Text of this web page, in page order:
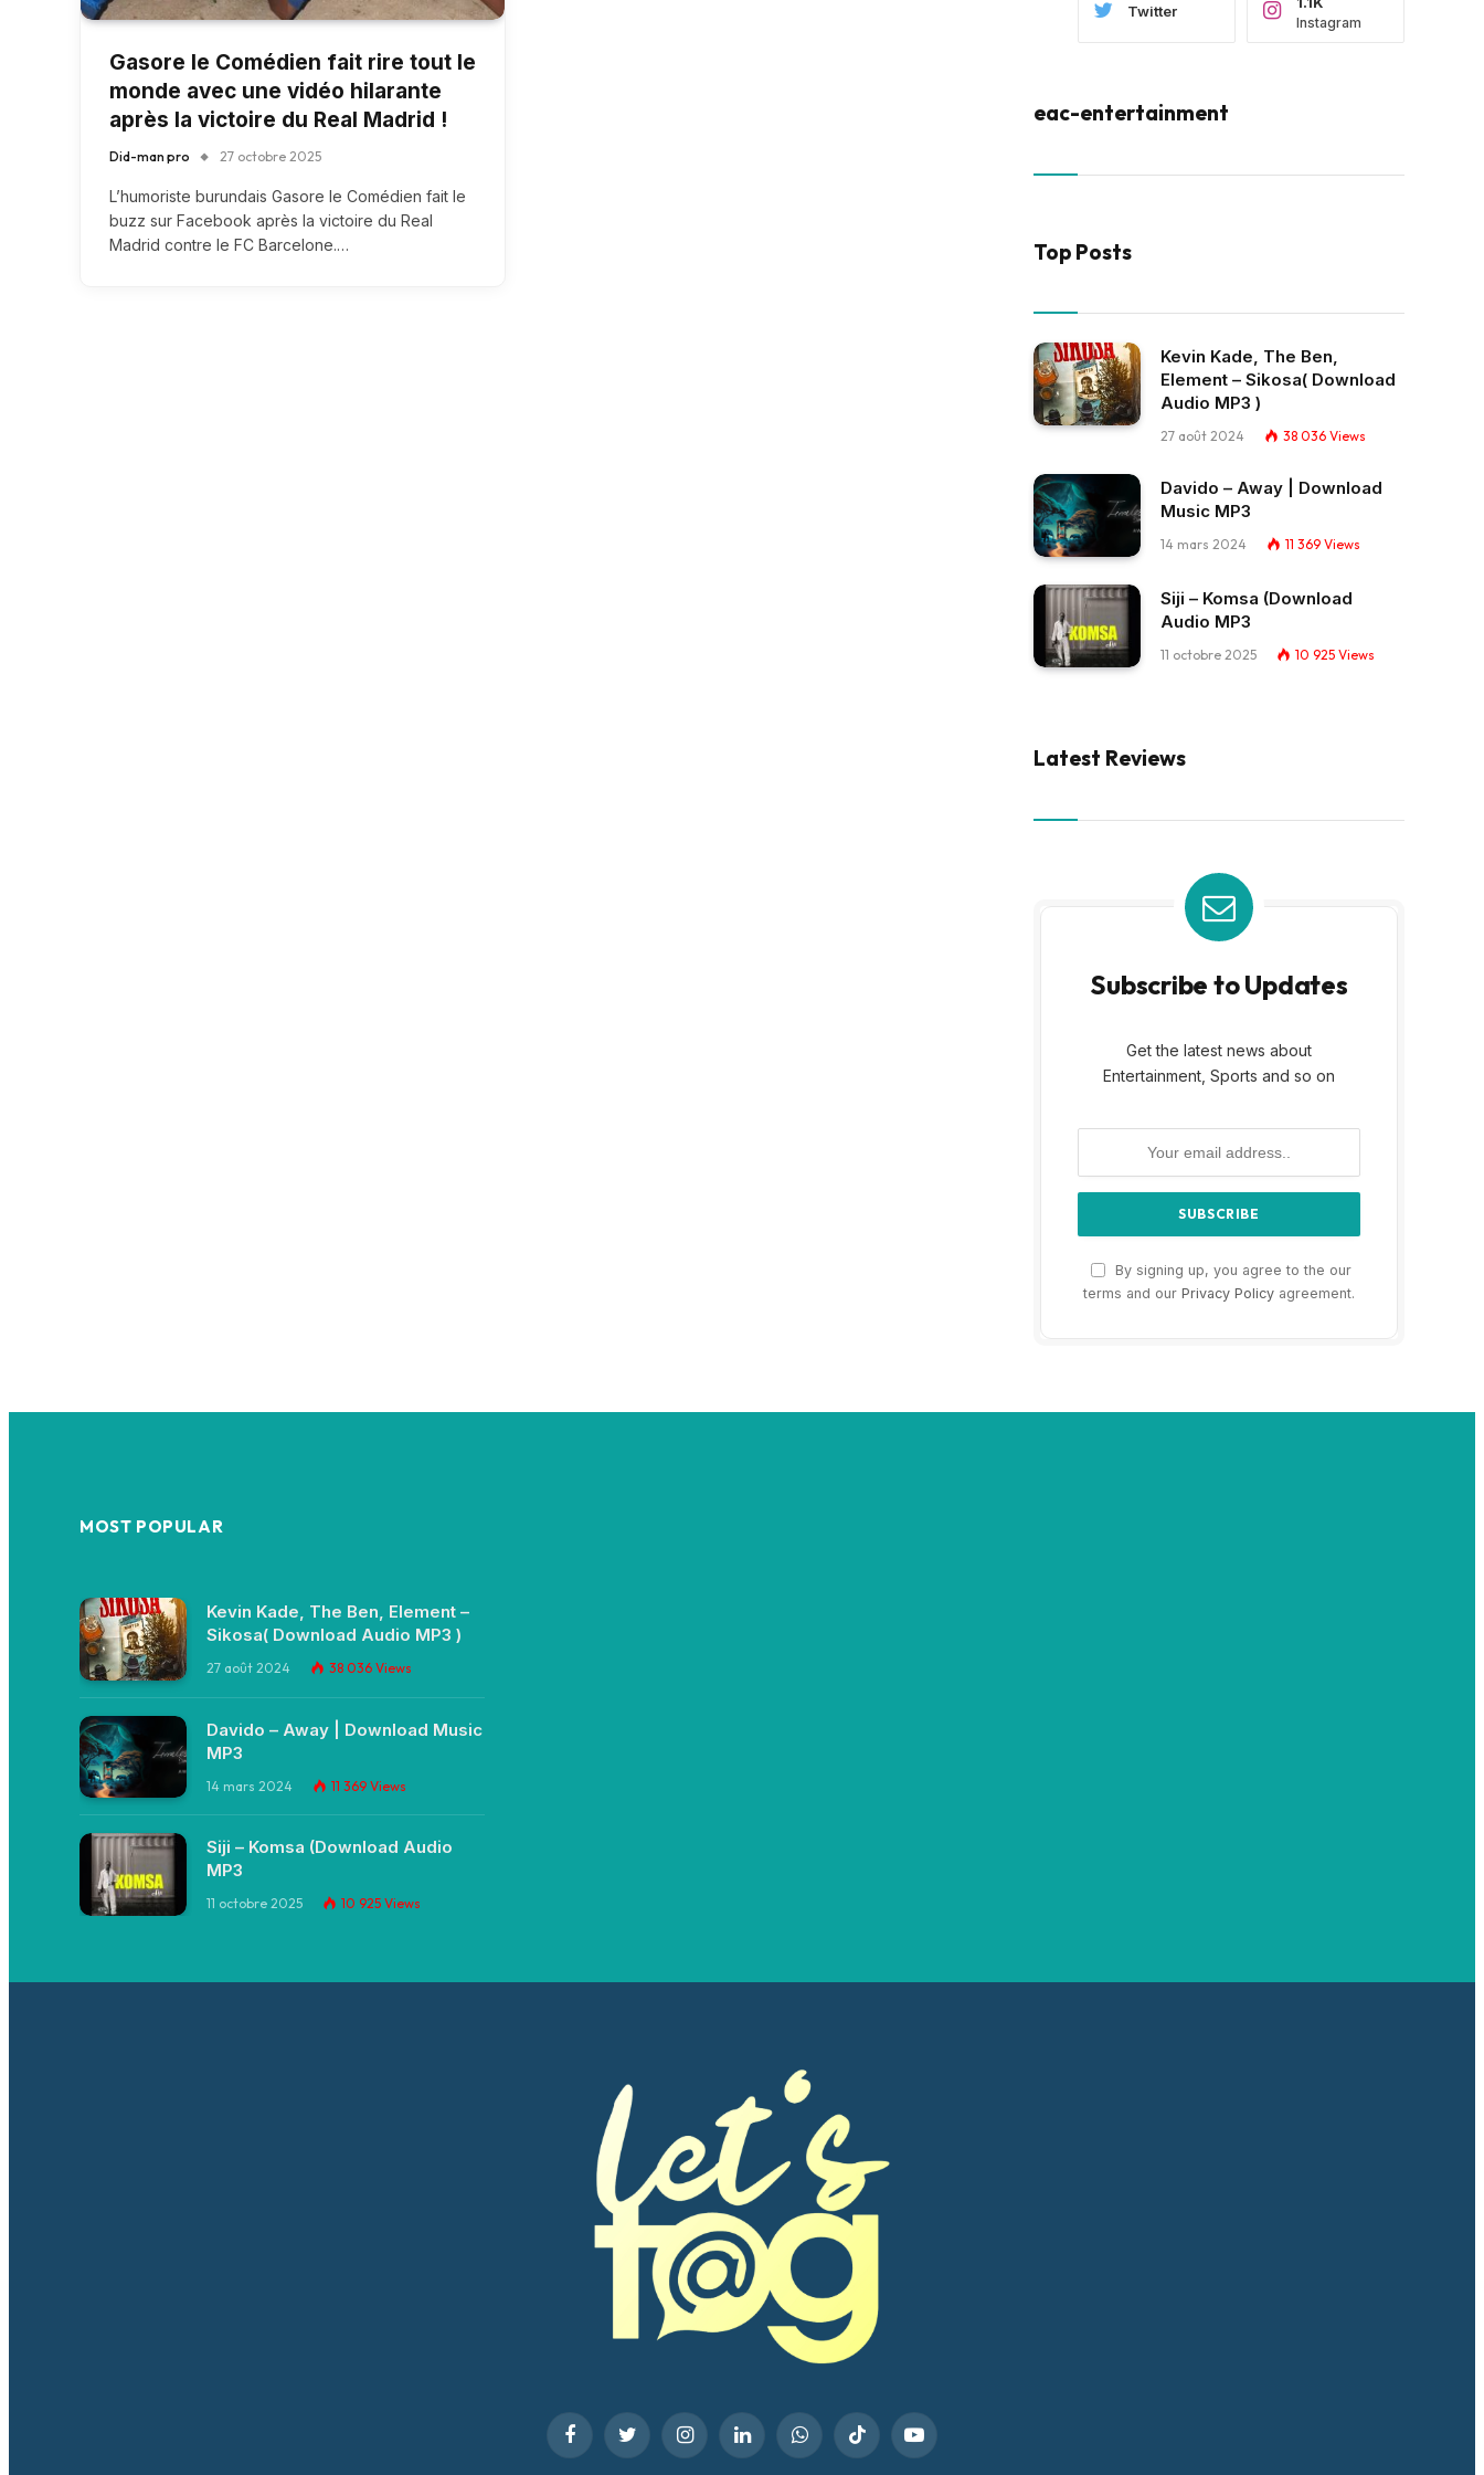
Gasore le Comédien fait rire tout le
monde avec une vidéo hilarante
après la victoire du Real Madrid !
Did-man pro 27 octobre 2025
L’humoriste burundais Gasore le Comédien fait le
buzz sur Facebook après la victoire du Real
Madrid contre le FC Barcelone.…
Twitter
Instagram
eac-entertainment
Top Posts
Kevin Kade, The Ben,
Element – Sikosa( Download
Audio MP3 )
27 août 2024 38 036 Views
Davido – Away | Download
Music MP3
14 mars 2024 11 369 Views
Siji – Komsa (Download
Audio MP3
11 octobre 2025 10 925 Views
Latest Reviews
Subscribe to Updates
Get the latest news about
Entertainment, Sports and so on
By signing up, you agree to the our
terms and our Privacy Policy agreement.
MOST POPULAR
Kevin Kade, The Ben, Element –
Sikosa( Download Audio MP3 )
27 août 2024 38 036 Views
Davido – Away | Download Music
MP3
14 mars 2024 11 369 Views
Siji – Komsa (Download Audio
MP3
11 octobre 2025 10 925 Views
FacebookTwitter InstagramLinkedInWhatsAppTikTok YouTube